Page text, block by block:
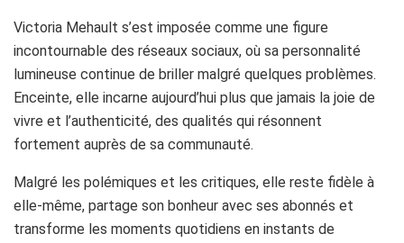
Victoria Mehault s’est imposée comme une figure
incontournable des réseaux sociaux, où sa personnalité
lumineuse continue de briller malgré quelques problèmes.
Enceinte, elle incarne aujourd’hui plus que jamais la joie de
vivre et l’authenticité, des qualités qui résonnent
fortement auprès de sa communauté.
Malgré les polémiques et les critiques, elle reste fidèle à
elle-même, partage son bonheur avec ses abonnés et
transforme les moments quotidiens en instants de